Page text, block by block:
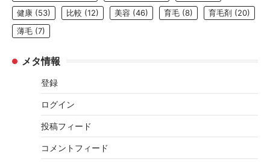
健康 (53) 比較 (12) 美容 (46) 育毛 (8) 育毛剤 (20)
薄毛 (7)
メタ情報
登録
ログイン
投稿フィード
コメントフィード